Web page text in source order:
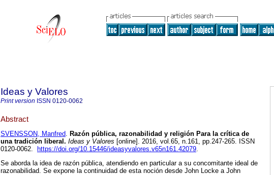
Ideas y Valores
Print version ISSN 0120-0062
Abstract
SVENSSON, Manfred. Razón pública, razonabilidad y religión Para la crítica de
una tradición liberal . Ideas y Valores [online]. 2016, vol.65, n.161, pp.247-265. ISSN
0120-0062.
https://doi.org/10.15446/ideasyvalores.v65n161.42079.
Se aborda la idea de razón pública, atendiendo en particular a su concomitante ideal de
razonabilidad. Se expone la continuidad de esta noción desde John Locke a John